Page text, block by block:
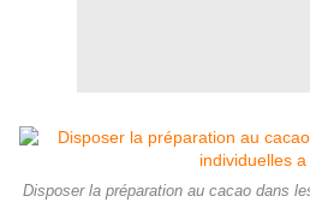
Disposer la préparation au cacao dans